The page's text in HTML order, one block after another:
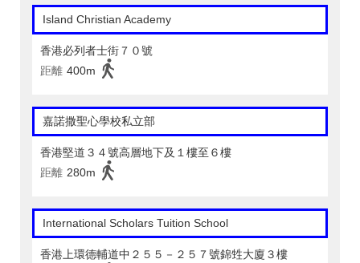
Island Christian Academy
香港必列者士街７０號
距離 400m
嘉諾撒聖心學校私立部
香港堅道３４號高層地下及１樓至６樓
距離 280m
International Scholars Tuition School
香港上環德輔道中２５５－２５７號錦甡大廈３樓